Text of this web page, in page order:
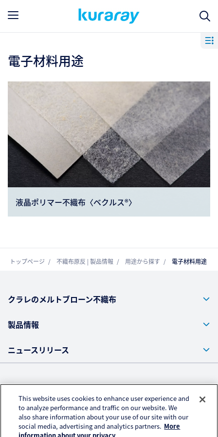
電子材料用途
液晶ポリマー不織布〈ベクルス®〉
トップページ 不織布原反 | 製品情報 用途から探す 電子材料用途
クラレのメルトブローン不織布
製品情報
ニュースリリース
株式会社クラレ ウェブサイト
プライバシーポリシー
アクセスデータの取扱い
This website uses cookies to enhance user experience and
to analyze performance and traffic on our website. We
also share information about your use of our site with our
social media, advertising and analytics partners. More